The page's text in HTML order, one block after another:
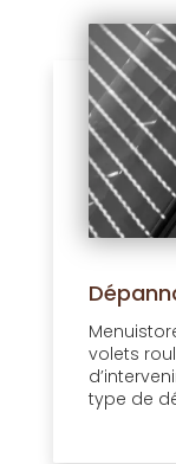
volets
type de